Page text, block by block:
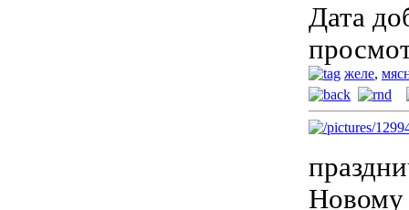
Дата
желе,
Новому